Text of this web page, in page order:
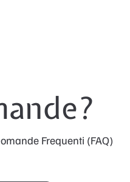
Frequenti (FAQ)